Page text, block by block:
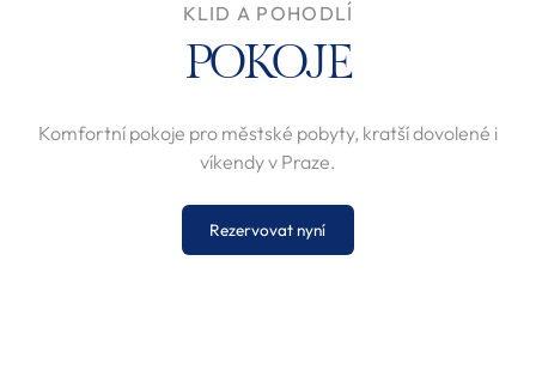
KLID A POHODLÍ
POKOJE
Komfortní pokoje pro městské pobyty, kratší dovolené i
víkendy v Praze.
Rezervovat nyní